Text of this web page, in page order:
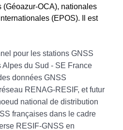
OCA), nationales
(EPOS). Il est
pour les stations GNSS
Alpes du Sud - SE France
données GNSS
RENAG-RESIF, et futur
national de distribution
françaises dans le cadre
RESIF-GNSS en